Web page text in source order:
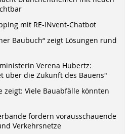
mit RE-INvent-Chatbot
Baubuch“ zeigt Lösungen rund
Verena Hubertz:
über die Zukunft des Bauens"
zeigt: Viele Bauabfälle könnten
fordern vorausschauende
Verkehrsnetze